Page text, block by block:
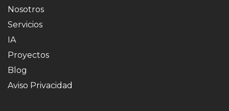
Nosotros
Servicios
IA
Proyectos
Blog
Aviso Privacidad